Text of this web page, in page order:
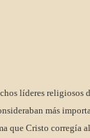
líderes religiosos
más
que Cristo corregía